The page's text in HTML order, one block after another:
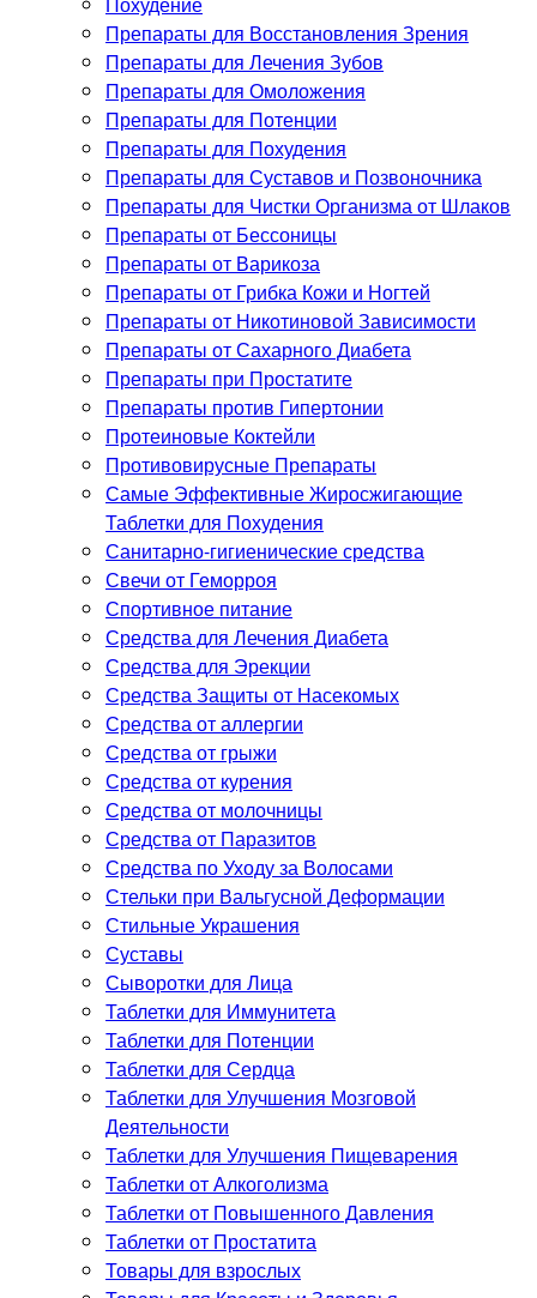
Препараты для Восстановления Зрения
Препараты для Лечения Зубов
Препараты для Омоложения
Препараты для Потенции
Препараты для Похудения
Препараты для Суставов и Позвоночника
Препараты для Чистки Организма от Шлаков
Препараты от Бессоницы
Препараты от Варикоза
Препараты от Грибка Кожи и Ногтей
Препараты от Никотиновой Зависимости
Препараты от Сахарного Диабета
Препараты при Простатите
Препараты против Гипертонии
Протеиновые Коктейли
Противовирусные Препараты
Самые Эффективные Жиросжигающие
Таблетки для Похудения
Санитарно-гигиенические средства
Свечи от Геморроя
Спортивное питание
Средства для Лечения Диабета
Средства для Эрекции
Средства Защиты от Насекомых
Средства от аллергии
Средства от грыжи
Средства от курения
Средства от молочницы
Средства от Паразитов
Средства по Уходу за Волосами
Стельки при Вальгусной Деформации
Стильные Украшения
Суставы
Сыворотки для Лица
Таблетки для Иммунитета
Таблетки для Потенции
Таблетки для Сердца
Таблетки для Улучшения Мозговой
Деятельности
Таблетки для Улучшения Пищеварения
Таблетки от Алкоголизма
Таблетки от Повышенного Давления
Таблетки от Простатита
Товары для взрослых